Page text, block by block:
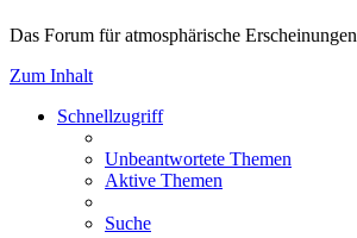
Das Forum für atmosphärische Erscheinungen
Zum Inhalt
Schnellzugriff
Unbeantwortete Themen
Aktive Themen
Suche